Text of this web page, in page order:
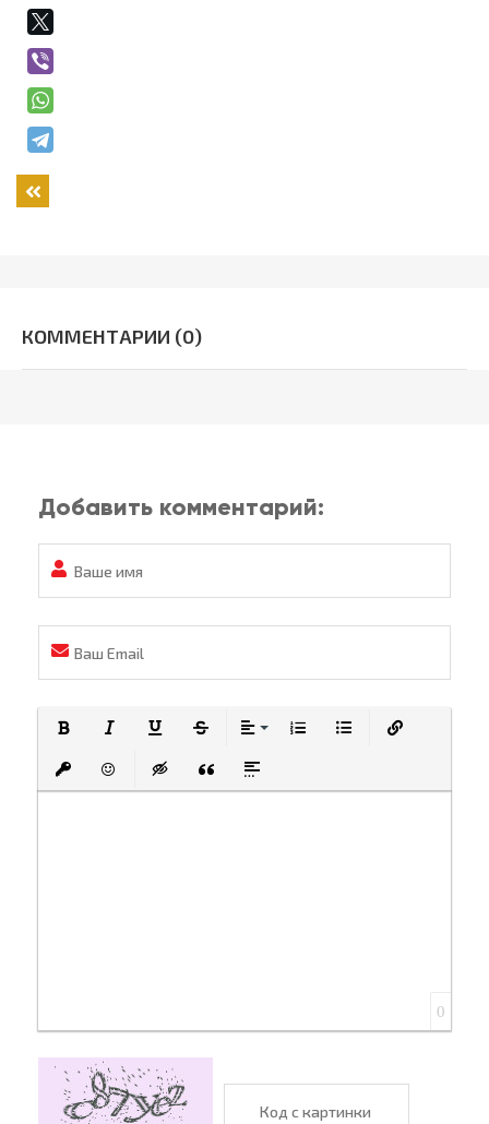
КОММЕНТАРИИ (0)
Добавить комментарий:
Вставить защищенную ссылку
Вставить смайлик
Вставка скрытого текста
Вставка цитаты
Вставка спойлера
0